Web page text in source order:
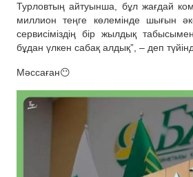
Турловтың айтуынша, бұл жағдай
миллион теңге көлемінде шығын
сервисіміздің бір жылдық
бұдан үлкен сабақ алдық”, – деп
Мәссаған😶